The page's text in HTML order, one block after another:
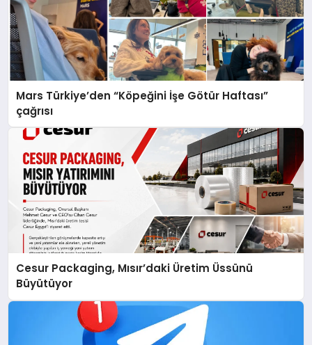
Mars Türkiye’den “Köpeğini İşe Götür Haftası”
çağrısı
Cesur Packaging, Mısır’daki Üretim Üssünü
Büyütüyor